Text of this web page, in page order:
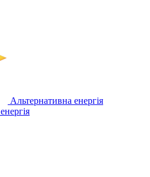
Альтернативна енергія